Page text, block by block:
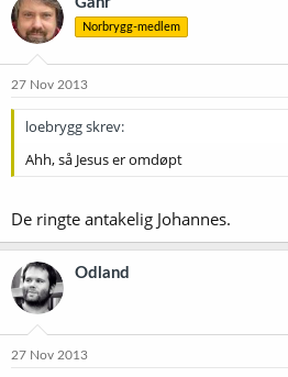
Norbrygg-medlem
27 Nov 2013
loebrygg skrev:
Ahh, så Jesus er omdøpt
De ringte antakelig Johannes.
Odland
27 Nov 2013